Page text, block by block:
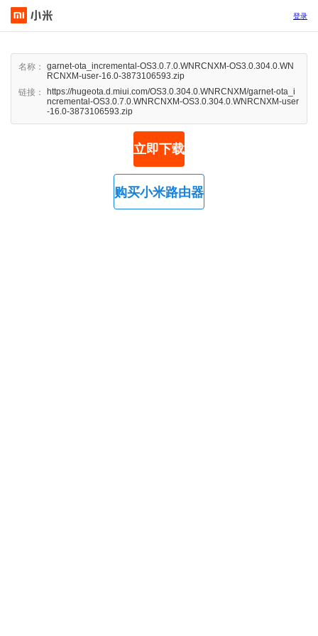
登录
名称：
garnet-ota_incremental-OS3.0.7.0.WNRCNXM-OS3.0.304.0.WN
RCNXM-user-16.0-3873106593.zip
链接：
https://hugeota.d.miui.com/OS3.0.304.0.WNRCNXM/garnet-ota_i
ncremental-OS3.0.7.0.WNRCNXM-OS3.0.304.0.WNRCNXM-user
-16.0-3873106593.zip
立即下载
购买小米路由器